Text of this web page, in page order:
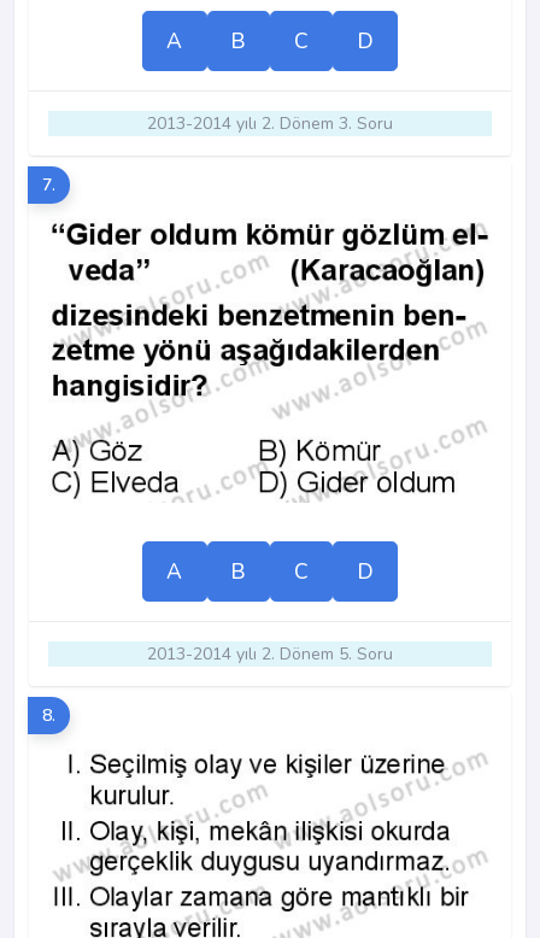
A B C D
2013-2014 yılı 2. Dönem 3. Soru
7.
A B C D
2013-2014 yılı 2. Dönem 5. Soru
8.